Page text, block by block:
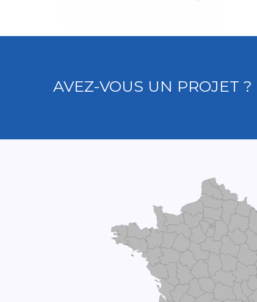
AVEZ-VOUS UN PROJET ?